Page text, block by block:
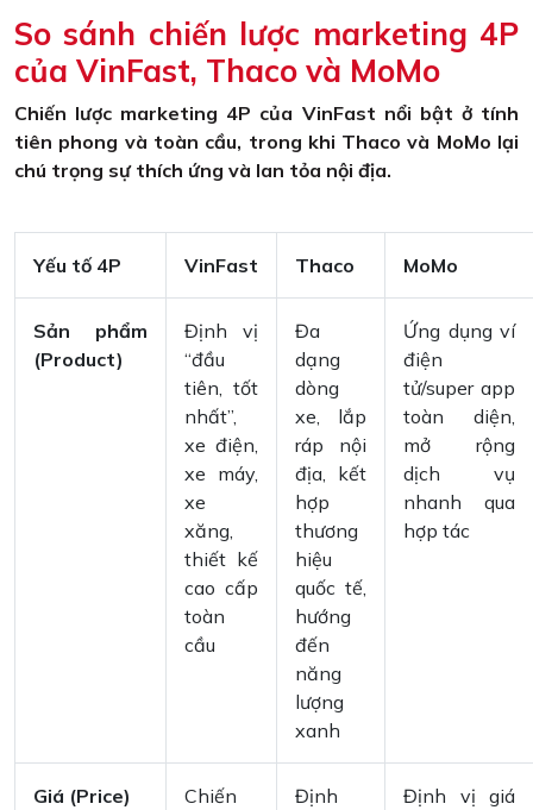
So sánh chiến lược marketing 4P
của VinFast, Thaco và MoMo
Chiến lược marketing 4P của VinFast nổi bật ở tính
tiên phong và toàn cầu, trong khi Thaco và MoMo lại
chú trọng sự thích ứng và lan tỏa nội địa.
Yếu tố 4P VinFast Thaco MoMo
Sản phẩm
(Product)
Định vị
“đầu
tiên, tốt
nhất”,
xe điện,
xe máy,
xe
xăng,
thiết kế
cao cấp
toàn
cầu
Đa
dạng
dòng
xe, lắp
ráp nội
địa, kết
hợp
thương
hiệu
quốc tế,
hướng
đến
năng
lượng
xanh
Ứng dụng ví
điện
tử/super app
toàn diện,
mở rộng
dịch vụ
nhanh qua
hợp tác
Giá (Price)
Chiến
Định
Định vị giá